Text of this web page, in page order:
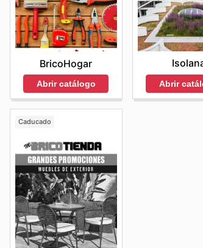
BricoHogar
Abrir catálogo Abrir
Caducado